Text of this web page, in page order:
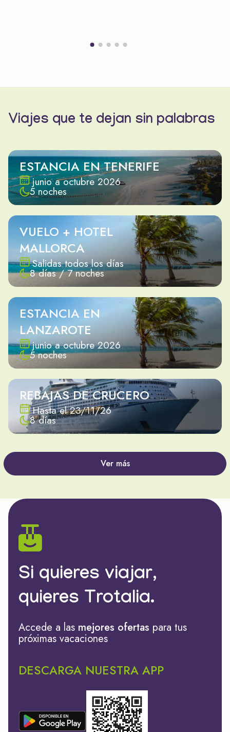
Viajes que te dejan sin palabras
ESTANCIA EN TENERIFE
junio a octubre 2026
5 noches
VUELO + HOTEL
MALLORCA
Salidas todos los días
8 días / 7 noches
ESTANCIA EN
LANZAROTE
junio a octubre 2026
5 noches
REBAJAS DE CRUCERO
Hasta el 23/11/26
8 días
Ver más
Si quieres viajar,
quieres Trotalia.
Accede a las mejores ofertas para tus
próximas vacaciones
DESCARGA NUESTRA APP